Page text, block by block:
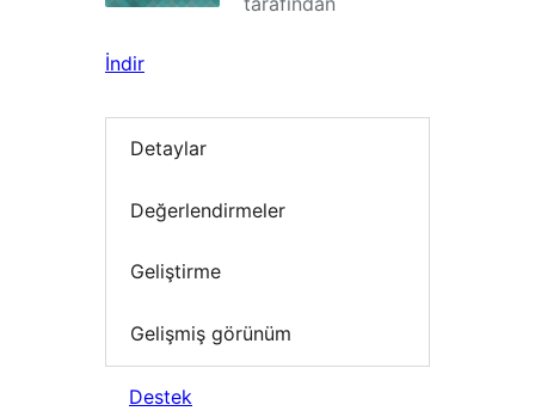
İndir
Detaylar
Değerlendirmeler
Geliştirme
Gelişmiş görünüm
Destek